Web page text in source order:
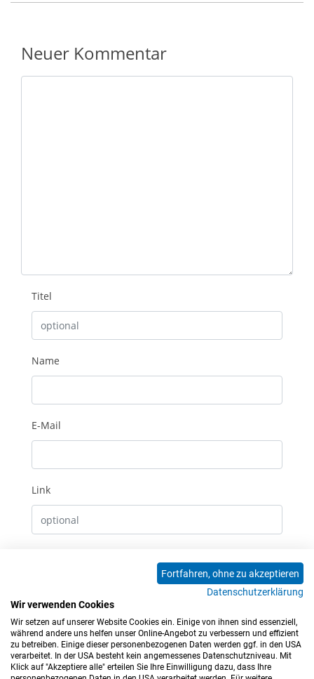
Neuer Kommentar
Titel
Name
E-Mail
Link
0 Kommentare
Fortfahren, ohne zu akzeptieren
Datenschutzerklärung
Wir verwenden Cookies
Wir setzen auf unserer Website Cookies ein. Einige von ihnen sind essenziell,
während andere uns helfen unser Online-Angebot zu verbessern und effizient
zu betreiben. Einige dieser personenbezogenen Daten werden ggf. in den USA
verarbeitet. In der USA besteht kein angemessenes Datenschutzniveau. Mit
Klick auf "Akzeptiere alle" erteilen Sie Ihre Einwilligung dazu, dass Ihre